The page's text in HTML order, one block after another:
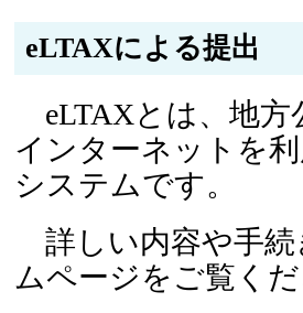
eLTAXによる提出
eLTAXとは、地方
インターネットを
システムです。
詳しい内容や手続
ムページをご覧くだ